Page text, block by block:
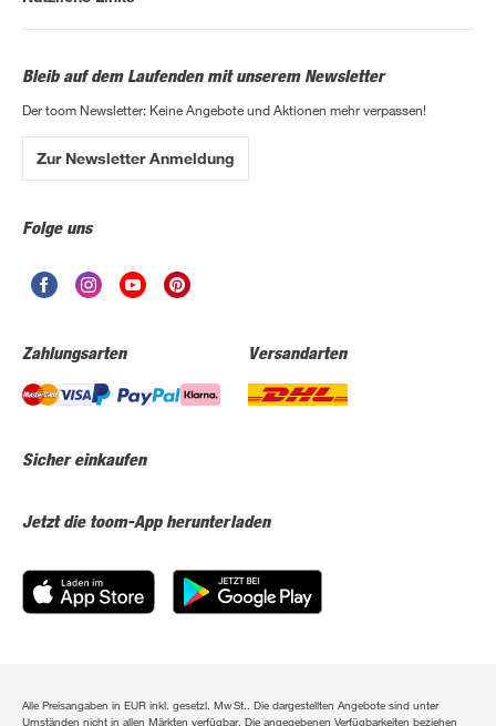
Bleib auf dem Laufenden mit unserem Newsletter
Der toom Newsletter: Keine Angebote und Aktionen mehr verpassen!
Zur Newsletter Anmeldung
Folge uns
Zahlungsarten Versandarten
Sicher einkaufen
Jetzt die toom-App herunterladen
Alle Preisangaben in EUR inkl. gesetzl. MwSt.. Die dargestellten Angebote sind unter
Umständen nicht in allen Märkten verfügbar. Die angegebenen Verfügbarkeiten beziehen